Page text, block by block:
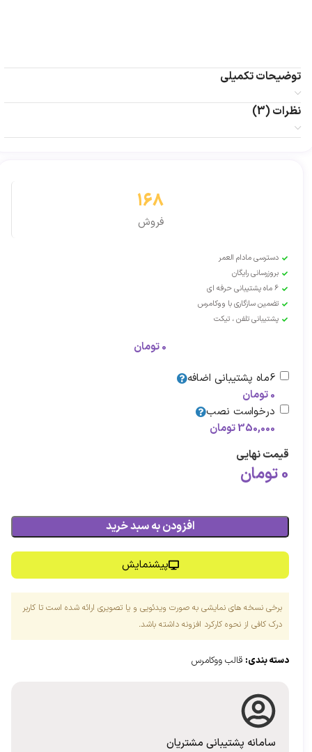
توضیحات تکمیلی
نظرات (3)
168
فروش
دسترسی مادام العمر
بروزرسانی رایگان
6 ماه پشتیبانی حرفه ای
تضمین سازگاری با ووکامرس
پشتیبانی تلفن ، تیکت
0تومان
6ماه پشتیبانی اضافه
0تومان
درخواست نصب
350,000تومان
قیمت نهایی
0تومان
افزودن به سبد خرید
پیشنمایش
برخی نسخه های نمایشی به صورت ویدئویی و یا تصویری ارائه شده است تا کاربر
درک کافی از نحوه کارکرد افزونه داشته باشد.
دسته بندی: قالب ووکامرس
سامانه پشتیبانی مشتریان